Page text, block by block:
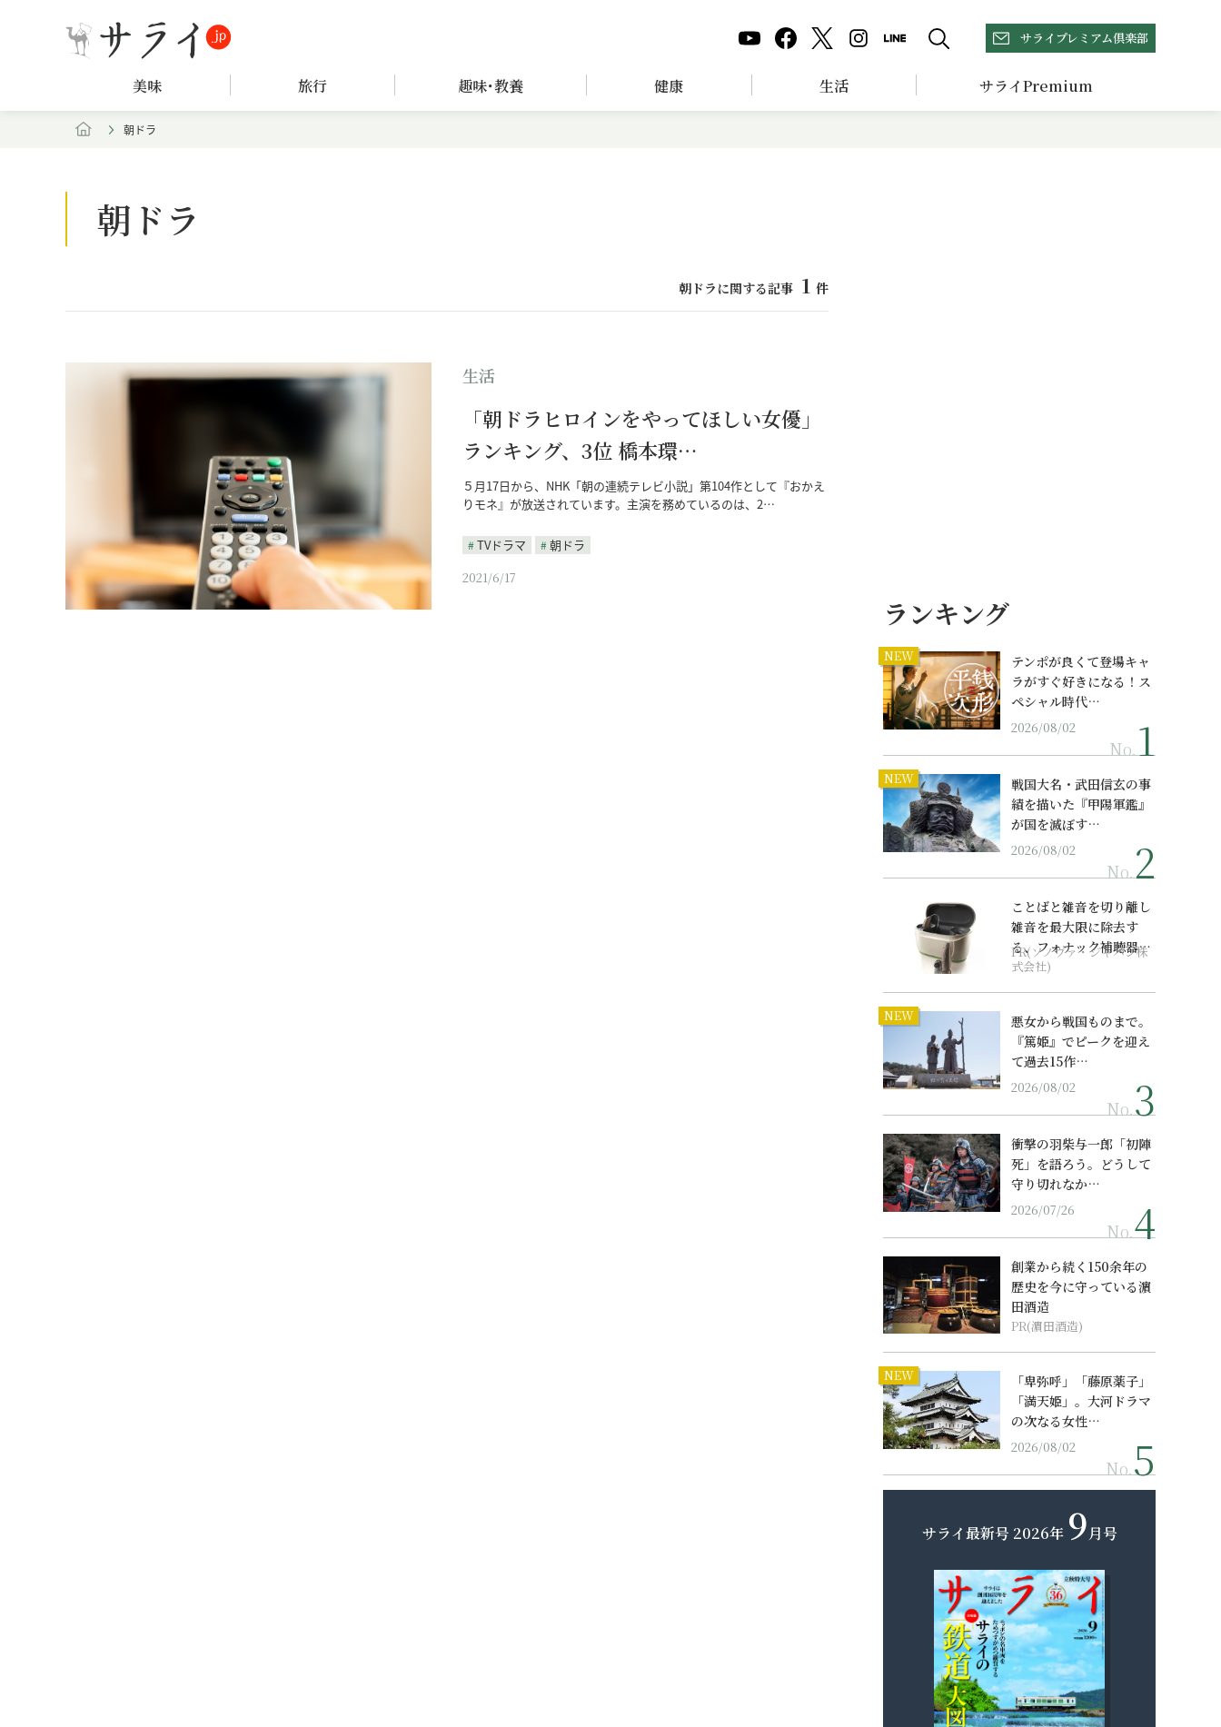
サライプレミアム倶楽部
美味 旅行 趣味･教養 健康 生活 サライPremium
朝ドラ
朝ドラ
朝ドラに関する記事 1 件
生活
「朝ドラヒロインをやってほしい女優」
ランキング、3位 橋本環…
５月17日から、NHK「朝の連続テレビ小説」第104作として『おかえ
りモネ』が放送されています。主演を務めているのは、2…
TVドラマ
朝ドラ
2021/6/17
ランキング
NEW
テンポが良くて登場キャ
ラがすぐ好きになる！ス
ペシャル時代…
2026/08/02
No.
NEW
戦国大名・武田信玄の事
績を描いた『甲陽軍鑑』
が国を滅ぼす…
2026/08/02
No.
ことばと雑音を切り離し
雑音を最大限に除去す
る、フォナック補聴器の
最上位モデル
PR(ソノヴァ・ジャパン株
式会社)
NEW
悪女から戦国ものまで。
『篤姫』でピークを迎え
て過去15作…
2026/08/02
No.
衝撃の羽柴与一郎「初陣
死」を語ろう。どうして
守り切れなか…
2026/07/26
No.
創業から続く150余年の
歴史を今に守っている濵
田酒造
PR(濵田酒造)
NEW
「卑弥呼」「藤原薬子」
「満天姫」。大河ドラマ
の次なる女性…
2026/08/02
No.
サライ最新号 2026年 9月号